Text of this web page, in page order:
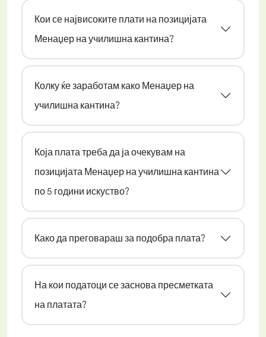
Кои се највисоките плати на позицијата
Менаџер на училишна кантина?
Колку ќе заработам како Менаџер на
училишна кантина?
Која плата треба да ја очекувам на
позицијата Менаџер на училишна кантина
по 5 години искуство?
Како да преговараш за подобра плата?
На кои податоци се заснова пресметката
на платата?